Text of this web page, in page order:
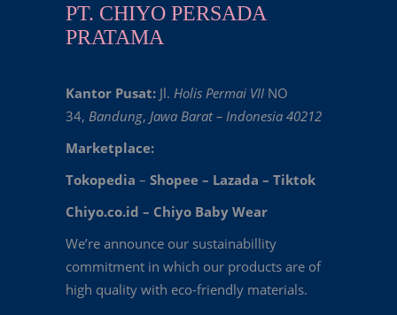
PT. CHIYO PERSADA
PRATAMA
Kantor Pusat: Jl. Holis Permai VII NO
34, Bandung, Jawa Barat – Indonesia 40212
Marketplace:
Tokopedia – Shopee – Lazada – Tiktok
Chiyo.co.id – Chiyo Baby Wear
We’re announce our sustainabillity
commitment in which our products are of
high quality with eco-friendly materials.